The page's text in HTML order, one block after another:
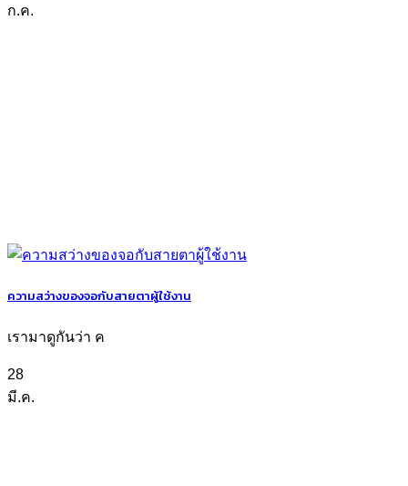
ก.ค.
ความสว่างของจอกับสายตาผู้ใช้งาน
เรามาดูกันว่า ค
28
มี.ค.